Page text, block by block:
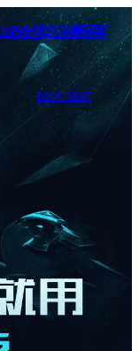
全球总决赛冠军
BOOK SEAT